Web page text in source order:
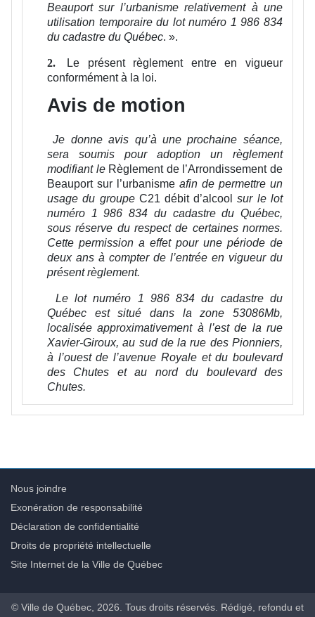
Beauport sur l’urbanisme relativement à une
utilisation temporaire du lot numéro 1 986 834
du cadastre du Québec. ».
2.
Le présent règlement entre en vigueur
conformément à la loi.
Avis de motion
Je donne avis qu’à une prochaine séance,
sera soumis pour adoption un règlement
modifiant le Règlement de l’Arrondissement de
Beauport sur l’urbanisme afin de permettre un
usage du groupe C21 débit d’alcool sur le lot
numéro 1 986 834 du cadastre du Québec,
sous réserve du respect de certaines normes.
Cette permission a effet pour une période de
deux ans à compter de l’entrée en vigueur du
présent règlement.
Le lot numéro 1 986 834 du cadastre du
Québec est situé dans la zone 53086Mb,
localisée approximativement à l’est de la rue
Xavier-Giroux, au sud de la rue des Pionniers,
à l’ouest de l’avenue Royale et du boulevard
des Chutes et au nord du boulevard des
Chutes.
Nous joindre
Exonération de responsabilité
Déclaration de confidentialité
Droits de propriété intellectuelle
Site Internet de la Ville de Québec
© Ville de Québec, 2026. Tous droits réservés. Rédigé, refondu et